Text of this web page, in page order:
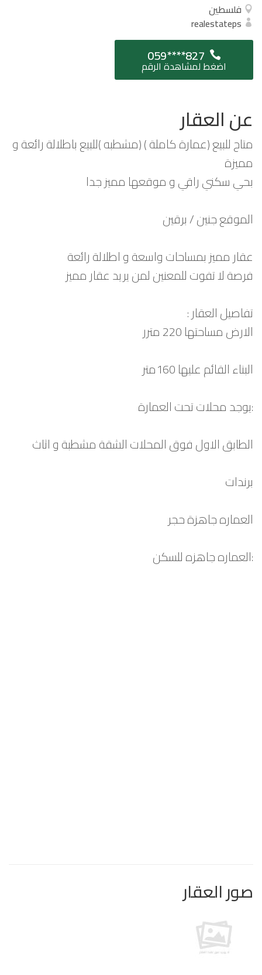
فلسطين
realestateps
059****827
اضغط لمشاهدة الرقم
عن العقار
متاح للبيع (عمارة كاملة ) (مشطبه )للبيع باطلالة رائعة و
مميزة
بحي سكني راقي و موقعها مميز جدا
الموقع جنين / برقين
عقار مميز بمساحات واسعة و اطلالة رائعة
فرصة لا تفوت للمعنين لمن يريد عقار مميز
تفاصيل العقار :
الارض مساحتها 220 مترر
البناء القائم عليها 160متر
:يوجد محلات تحت العمارة
الطابق الاول فوق المحلات الشقة مشطبة و اثاث
برندات
العماره جاهزة حجر
:العماره جاهزه للسكن
صور العقار